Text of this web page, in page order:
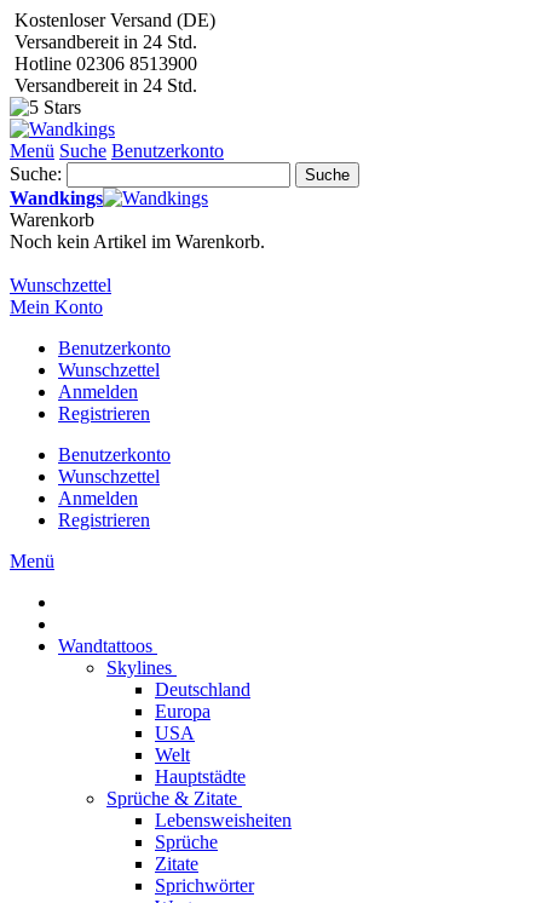
Kostenloser Versand (DE)
Versandbereit in 24 Std.
Hotline 02306 8513900
Versandbereit in 24 Std.
Menü Suche Benutzerkonto
Suche:
Suche
Wandkings
Warenkorb
Noch kein Artikel im Warenkorb.
Wunschzettel
Mein Konto
Benutzerkonto
Wunschzettel
Anmelden
Registrieren
Benutzerkonto
Wunschzettel
Anmelden
Registrieren
Menü
Wandtattoos
Skylines
Deutschland
Europa
USA
Welt
Hauptstädte
Sprüche & Zitate
Lebensweisheiten
Sprüche
Zitate
Sprichwörter